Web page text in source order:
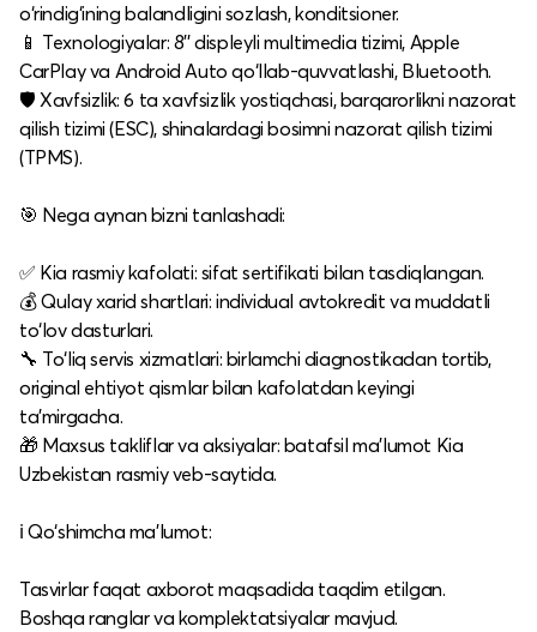
o‘rindig‘ining balandligini sozlash, konditsioner.
📱 Texnologiyalar: 8'' displeyli multimedia tizimi, Apple
CarPlay va Android Auto qo‘llab-quvvatlashi, Bluetooth.
🛡️ Xavfsizlik: 6 ta xavfsizlik yostiqchasi, barqarorlikni nazorat
qilish tizimi (ESC), shinalardagi bosimni nazorat qilish tizimi
(TPMS).​
🎯 Nega aynan bizni tanlashadi:
✅ Kia rasmiy kafolati: sifat sertifikati bilan tasdiqlangan.
💰 Qulay xarid shartlari: individual avtokredit va muddatli
to‘lov dasturlari.
🔧 To‘liq servis xizmatlari: birlamchi diagnostikadan tortib,
original ehtiyot qismlar bilan kafolatdan keyingi
ta’mirgacha.
🎁 Maxsus takliflar va aksiyalar: batafsil ma’lumot Kia
Uzbekistan rasmiy veb-saytida.​
ℹ️ Qo‘shimcha ma’lumot:
Tasvirlar faqat axborot maqsadida taqdim etilgan.
Boshqa ranglar va komplektatsiyalar mavjud.​